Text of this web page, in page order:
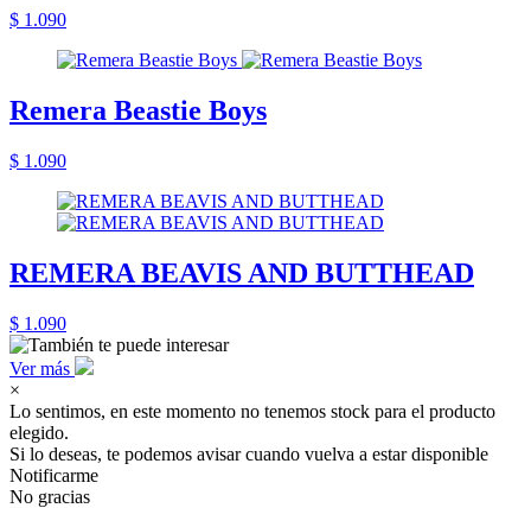
$ 1.090
Remera Beastie Boys
$ 1.090
REMERA BEAVIS AND BUTTHEAD
$ 1.090
Ver más
×
Lo sentimos, en este momento no tenemos stock para el producto
elegido.
Si lo deseas, te podemos avisar cuando vuelva a estar disponible
Notificarme
No gracias